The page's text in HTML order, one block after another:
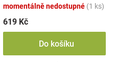
momentálně nedostupné (1 ks)
619 Kč
Do košíku